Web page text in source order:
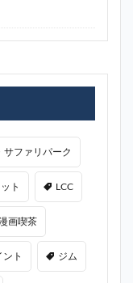
サファリパーク
ト LCC
画喫茶
ト ジム